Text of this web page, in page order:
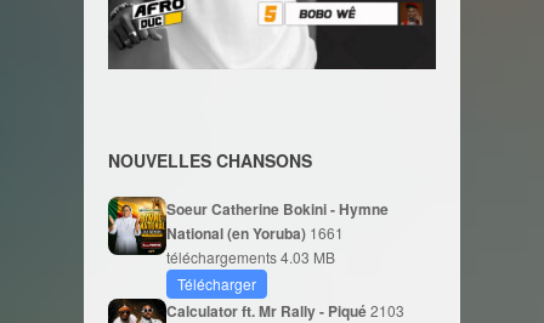
NOUVELLES CHANSONS
Soeur Catherine Bokini - Hymne
National (en Yoruba) 1661
téléchargements4.03 MB
Télécharger
Calculator ft. Mr Rally - Piqué2103